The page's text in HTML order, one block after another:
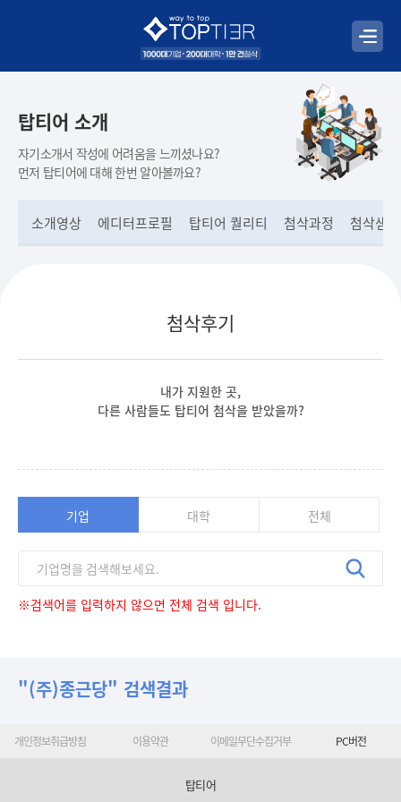
탑티어 소개
자기소개서 작성에 어려움을 느끼셨나요?
먼저 탑티어에 대해 한번 알아볼까요?
소개영상 에디터프로필 탑티어 퀄리티 첨삭과정 첨삭샘플
첨삭후기
내가 지원한 곳,
다른 사람들도 탑티어 첨삭을 받았을까?
기업 대학 전체
※검색어를 입력하지 않으면 전체 검색 입니다.
"(주)종근당" 검색결과
개인정보취급방침 이용약관 이메일무단수집거부 PC버전
탑티어